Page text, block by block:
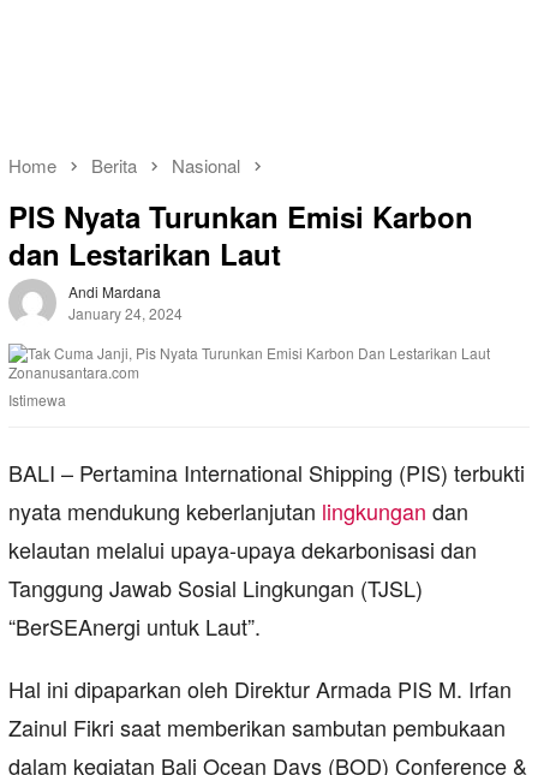
Home Berita Nasional
PIS Nyata Turunkan Emisi Karbon
dan Lestarikan Laut
Andi Mardana
January 24, 2024
Istimewa
BALI – Pertamina International Shipping (PIS) terbukti
nyata mendukung keberlanjutan lingkungan dan
kelautan melalui upaya-upaya dekarbonisasi dan
Tanggung Jawab Sosial Lingkungan (TJSL)
“BerSEAnergi untuk Laut”.
Hal ini dipaparkan oleh Direktur Armada PIS M. Irfan
Zainul Fikri saat memberikan sambutan pembukaan
dalam kegiatan Bali Ocean Days (BOD) Conference &